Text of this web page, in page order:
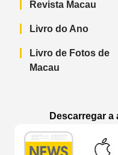
Revista Macau
Livro do Ano
Livro de Fotos de
Macau
Descarregar a